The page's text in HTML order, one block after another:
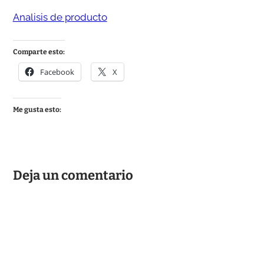
Analisis de producto
Comparte esto:
Facebook X
Me gusta esto:
Deja un comentario